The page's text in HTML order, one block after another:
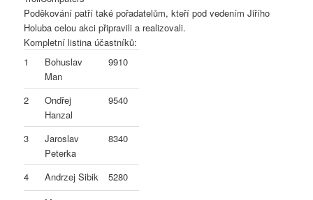
Poděkování patří také pořadatelům, kteří pod vedením Jiřího
Holuba celou akci připravili a realizovali.
Kompletní listina účastníků:
1
Bohuslav
Man
9910
2
Ondřej
Hanzal
9540
3
Jaroslav
Peterka
8340
4 Andrzej Sibik
5280